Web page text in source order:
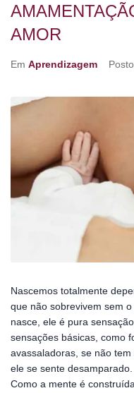
AMOR
Em Aprendizagem
Nascemos totalmente
que não sobrevivem sem
nasce, ele é pura
sensações básicas, como
avassaladoras, se não
ele se sente desamparado.
Como a mente é